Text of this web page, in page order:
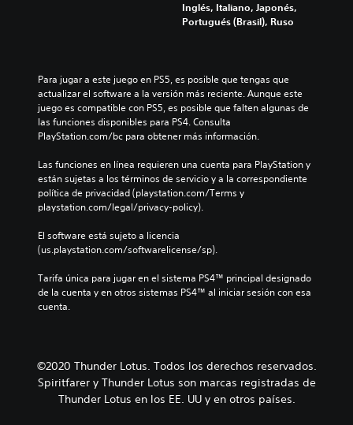
Inglés, Italiano, Japonés,
Portugués (Brasil), Ruso
Para jugar a este juego en PS5, es posible que tengas que
actualizar el software a la versión más reciente. Aunque este
juego es compatible con PS5, es posible que falten algunas de
las funciones disponibles para PS4. Consulta
PlayStation.com/bc para obtener más información.
Las funciones en línea requieren una cuenta para PlayStation y
están sujetas a los términos de servicio y a la correspondiente
política de privacidad (playstation.com/Terms y
playstation.com/legal/privacy-policy).
El software está sujeto a licencia
(us.playstation.com/softwarelicense/sp).
Tarifa única para jugar en el sistema PS4™ principal designado
de la cuenta y en otros sistemas PS4™ al iniciar sesión con esa
cuenta.
©2020 Thunder Lotus. Todos los derechos reservados.
Spiritfarer y Thunder Lotus son marcas registradas de
Thunder Lotus en los EE. UU y en otros países.